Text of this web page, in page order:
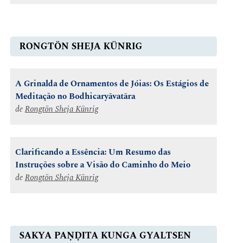
RONGTÖN SHEJA KÜNRIG
A Grinalda de Ornamentos de Jóias: Os Estágios de
Meditação no Bodhicaryāvatāra
deRongtön Sheja Künrig
Clarificando a Essência: Um Resumo das
Instruções sobre a Visão do Caminho do Meio
deRongtön Sheja Künrig
SAKYA PAṆḌITA KUNGA GYALTSEN